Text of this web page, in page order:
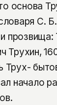
основа
С.
Трухин,
Трух-
начало